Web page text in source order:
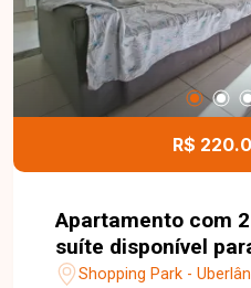
espaço pet com pet care e
excelente oportunidade
conforto, lazer e
constante valorização.
sua visita para conhecer
R$
Apartamento com
suíte disponível
Shopping Park em
Shopping Park -